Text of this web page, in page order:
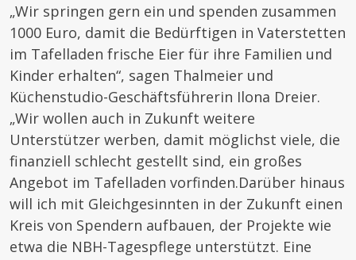
„Wir springen gern ein und spenden zusammen
1000 Euro, damit die Bedürftigen in Vaterstetten
im Tafelladen frische Eier für ihre Familien und
Kinder erhalten“, sagen Thalmeier und
Küchenstudio-Geschäftsführerin Ilona Dreier.
„Wir wollen auch in Zukunft weitere
Unterstützer werben, damit möglichst viele, die
finanziell schlecht gestellt sind, ein großes
Angebot im Tafelladen vorfinden.Darüber hinaus
will ich mit Gleichgesinnten in der Zukunft einen
Kreis von Spendern aufbauen, der Projekte wie
etwa die NBH-Tagespflege unterstützt. Eine